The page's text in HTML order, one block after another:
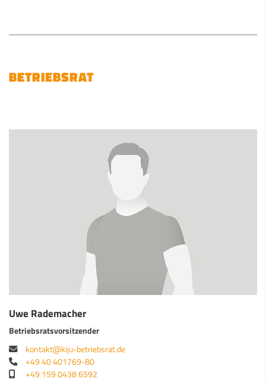
BETRIEBSRAT
Uwe Rademacher
Betriebsratsvorsitzender
kontakt@kiju-betriebsrat.de
+49 40 401769-80
+49 159 0438 6592